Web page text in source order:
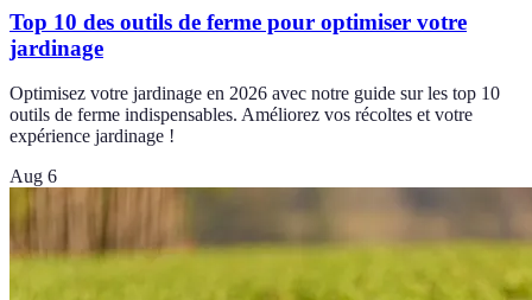
Top 10 des outils de ferme pour optimiser votre
jardinage
Optimisez votre jardinage en 2026 avec notre guide sur les top 10
outils de ferme indispensables. Améliorez vos récoltes et votre
expérience jardinage !
Aug 6